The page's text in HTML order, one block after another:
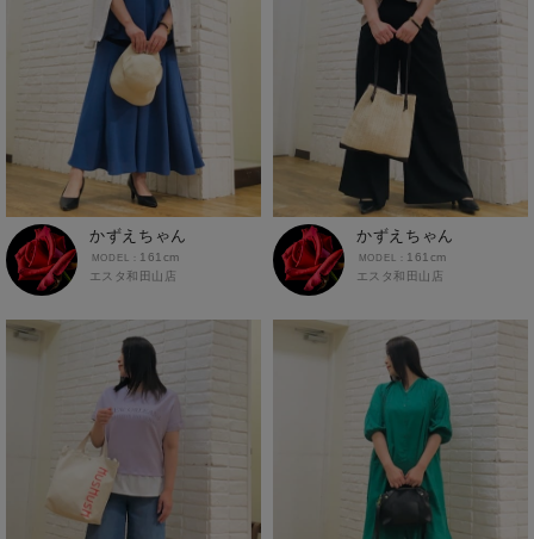
かずえちゃん
エスタ和田山店
161cm
かずえちゃん
エスタ和田山店
161cm